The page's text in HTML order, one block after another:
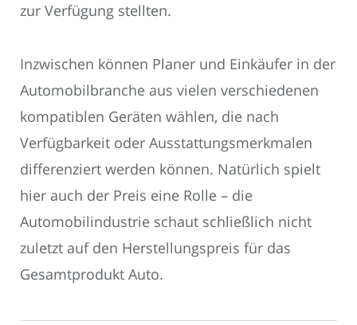
zur Verfügung stellten.
Inzwischen können Planer und Einkäufer in der
Automobilbranche aus vielen verschiedenen
kompatiblen Geräten wählen, die nach
Verfügbarkeit oder Ausstattungsmerkmalen
differenziert werden können. Natürlich spielt
hier auch der Preis eine Rolle – die
Automobilindustrie schaut schließlich nicht
zuletzt auf den Herstellungspreis für das
Gesamtprodukt Auto.